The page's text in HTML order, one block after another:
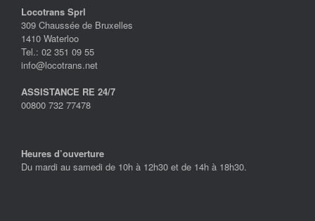
Locotrans Sprl
309 Chaussée de Bruxelles
1410 Waterloo
Tel.: 02 351 09 55
info@locotrans.net
ASSISTANCE RE 24/7
00800 732 77478
Heures d’ouverture
Du mardi au samedi de 10h à 12h30 et de 14h à 18h30.